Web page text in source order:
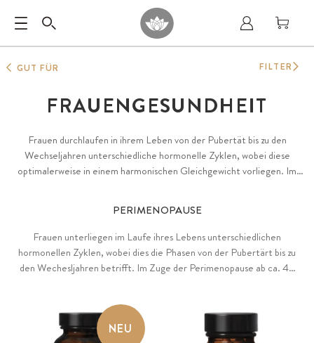
GUT FÜR
FRAUENGESUNDHEIT
Frauen durchlaufen in ihrem Leben von der Pubertät bis zu den
Wechseljahren unterschiedliche hormonelle Zyklen, wobei diese
optimalerweise in einem harmonischen Gleichgewicht vorliegen. Im
PERIMENOPAUSE
Frauen unterliegen im Laufe ihres Lebens unterschiedlichen
hormonellen Zyklen, wobei dies die Phasen von der Pubertärt bis zu
den Wechesljahren betrifft. Im Zuge der Perimenopause ab ca. 40
NEU
FILTER